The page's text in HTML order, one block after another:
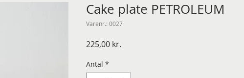
Cake plate PETROLEUM
Varenr.: 0027
225,00 kr.
Antal *